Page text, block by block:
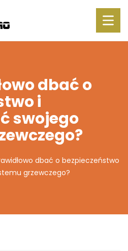
dbać o
i
swojego
dbać o bezpieczeństwo
grzewczego?